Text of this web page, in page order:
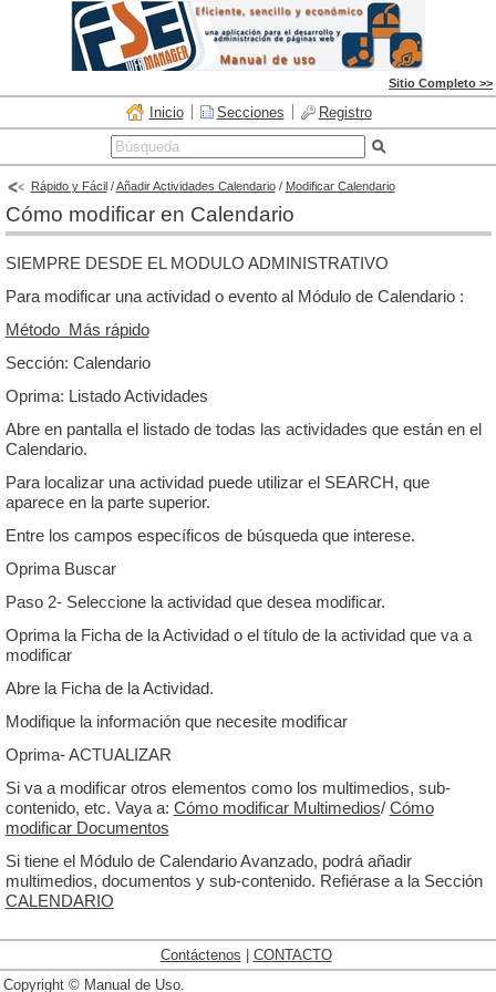
Sitio Completo >>
Inicio Secciones Registro
Rápido y Fácil/Añadir Actividades Calendario/ Modificar Calendario
Cómo modificar en Calendario
SIEMPRE DESDE EL MODULO ADMINISTRATIVO
Para modificar una actividad o evento al Módulo de Calendario :
Método Más rápido
Sección: Calendario
Oprima: Listado Actividades
Abre en pantalla el listado de todas las actividades que están en el
Calendario.
Para localizar una actividad puede utilizar el SEARCH, que
aparece en la parte superior.
Entre los campos específicos de búsqueda que interese.
Oprima Buscar
Paso 2- Seleccione la actividad que desea modificar.
Oprima la Ficha de la Actividad o el título de la actividad que va a
modificar
Abre la Ficha de la Actividad.
Modifique la información que necesite modificar
Oprima- ACTUALIZAR
Si va a modificar otros elementos como los multimedios, sub-
contenido, etc. Vaya a: Cómo modificar Multimedios/ Cómo
modificar Documentos
Si tiene el Módulo de Calendario Avanzado, podrá añadir
multimedios, documentos y sub-contenido. Refiérase a la Sección
CALENDARIO
Contáctenos
CONTACTO
Copyright © Manual de Uso.